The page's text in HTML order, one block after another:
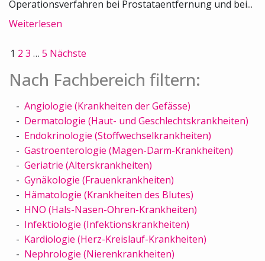
Operationsverfahren bei Prostataentfernung und bei...
Weiterlesen
1 2 3 … 5 Nächste
Nach Fachbereich filtern:
Angiologie (Krankheiten der Gefässe)
Dermatologie (Haut- und Geschlechtskrankheiten)
Endokrinologie (Stoffwechselkrankheiten)
Gastroenterologie (Magen-Darm-Krankheiten)
Geriatrie (Alterskrankheiten)
Gynäkologie (Frauenkrankheiten)
Hämatologie (Krankheiten des Blutes)
HNO (Hals-Nasen-Ohren-Krankheiten)
Infektiologie (Infektionskrankheiten)
Kardiologie (Herz-Kreislauf-Krankheiten)
Nephrologie (Nierenkrankheiten)